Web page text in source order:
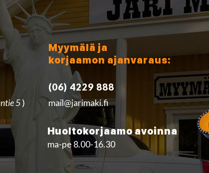
5)
Myymälä ja
korjaamon ajanvaraus:
(06) 4229 888
mail@jarimaki.fi
Huoltokorjaamo avoinna
ma-pe 8.00-16.30